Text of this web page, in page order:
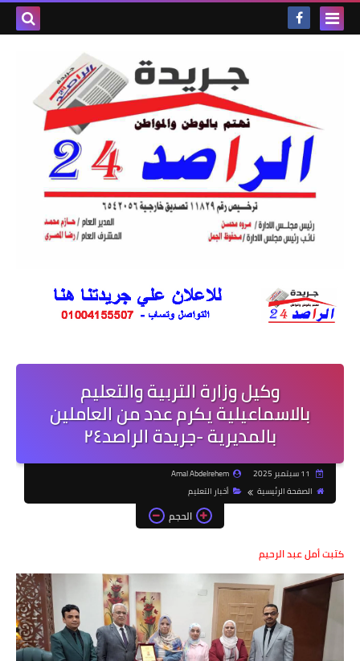
وكيل وزارة التربية والتعليم
بالاسماعيلية يكرم عدد من العاملين
بالمديرية -جريدة الراصد٢٤
Amal Abdelrehem
الصفحة الرئيسية
أخبار التعليم
الحجم
كتبت أمل عبد الرحيم